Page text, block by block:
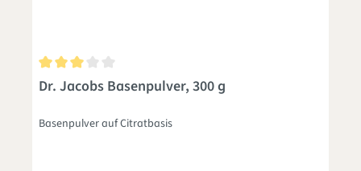
Durchschnittliche Bewertung von 3 von 5 Sternen
Dr. Jacobs Basenpulver, 300 g
Basenpulver auf Citratbasis